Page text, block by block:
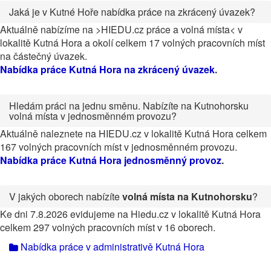
Jaká je v Kutné Hoře nabídka práce na zkrácený úvazek?
Aktuálně nabízíme na >HIEDU.cz práce a volná místa< v
lokalitě Kutná Hora a okolí celkem 17 volných pracovních míst
na částečný úvazek.
Nabídka práce Kutná Hora na zkrácený úvazek.
Hledám práci na jednu směnu. Nabízíte na Kutnohorsku
volná místa v jednosměnném provozu?
Aktuálně naleznete na HIEDU.cz v lokalitě Kutná Hora celkem
167 volných pracovních míst v jednosměnném provozu.
Nabídka práce Kutná Hora jednosměnný provoz.
V jakých oborech nabízítevolná místa na Kutnohorsku?
Ke dni 7.8.2026 evidujeme na Hiedu.cz v lokalitě Kutná Hora
celkem 297 volných pracovních míst v 16 oborech.
Nabídka práce v administrativě Kutná Hora